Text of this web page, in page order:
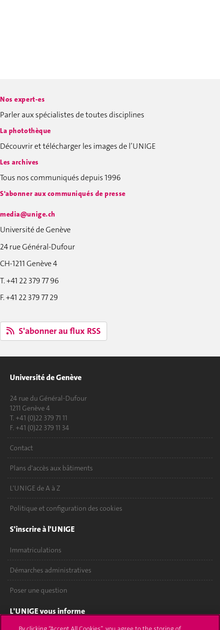
Nos expert-es
Parler aux spécialistes de toutes disciplines
La photothèque
Découvrir et télécharger les images de l’UNIGE
Les archives
Tous nos communiqués depuis 1996
S'abonner aux communiqués de presse
media@unige.ch
Université de Genève
24 rue Général-Dufour
CH-1211 Genève 4
T. +41 22 379 77 96
F. +41 22 379 77 29
S'abonner au flux RSS
Université de Genève
24 rue du Général-Dufour
1211 Genève 4
T. +41 (0)22 379 71 11
F. +41 (0)22 379 11 34
Contact
Plans d'accès aux bâtiments
L'UNIGE de A à Z
Politique et configuration des cookies
S'inscrire à l'UNIGE
Immatriculations
Démarches administratives
Poser une question
L'UNIGE vous informe